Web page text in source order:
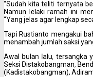
“Sudah kita teliti ternyata
Namun lelaki ramah ini
“Yang jelas agar lengkap
Tapi Rustianto mengakui
menambah jumlah saksi
Awal bulan lalu, tersangka
Seksi Distakobangman,
(Kadistakobangman),